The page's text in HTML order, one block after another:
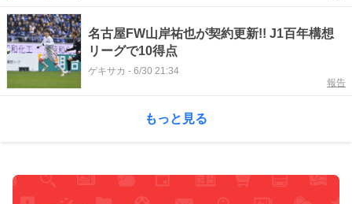
名古屋FW山岸祐也が契約更新!! J1百年構想
リーグで10得点
ゲキサカ - 6/30 21:34
報告
もっと見る